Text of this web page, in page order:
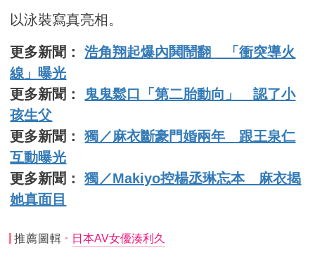
以泳裝寫真亮相。
更多新聞：浩角翔起爆內鬨鬧翻 「衝突導火
線」曝光
更多新聞：
鬼鬼鬆口「第二胎動向」 認了小
孩生父
更多新聞：獨／麻衣斷豪門婚兩年 跟王泉仁
互動曝光
更多新聞：獨／Makiyo控楊丞琳忘本 麻衣揭
她真面目
推薦圖輯 日本AV女優湊利久